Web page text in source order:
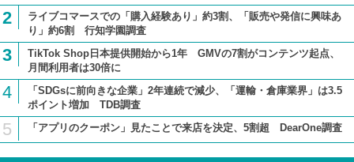
2
ライブコマースでの「購入経験あり」約3割、「販売や発信に興味あ
り」約6割 行知学園調査
3
TikTok Shop日本提供開始から1年 GMVの7割がコンテンツ起点、
月間利用者は30倍に
4
「SDGsに前向きな企業」2年連続で減少、「運輸・倉庫業界」は3.5
ポイント増加 TDB調査
5 「アプリのクーポン」見たことで来店を決定、5割超 DearOne調査